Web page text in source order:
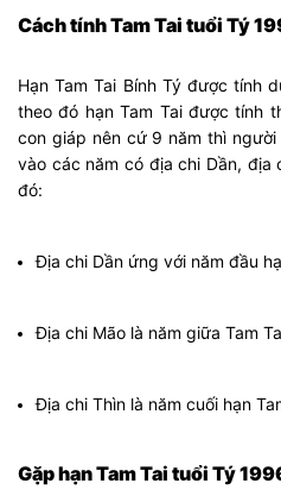
Cách tính Tam Tai tuổi Tý
Hạn Tam Tai Bính Tý được tính
theo đó hạn Tam Tai được tính
con giáp nên cứ 9 năm thì
vào các năm có địa chi Dần, địa
đó:
Địa chi Dần ứng với năm đầu
Địa chi Mão là năm giữa Tam
Địa chi Thìn là năm cuối hạn
Gặp hạn Tam Tai tuổi Tý